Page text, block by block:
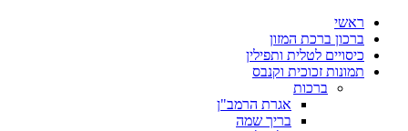
ראשי
ברכון ברכת המזון
כיסויים לטלית ותפילין
תמונות זכוכית וקנבס
ברכות
אגרת הרמב"ן
בריך שמה